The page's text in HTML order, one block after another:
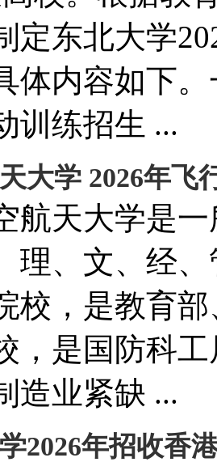
定东北大学
体内容如下
训练招生 ...
大学 2026年飞
航天大学是
理、文、经
校，是教育
，是国防科
造业紧缺 ...
2026年招收香